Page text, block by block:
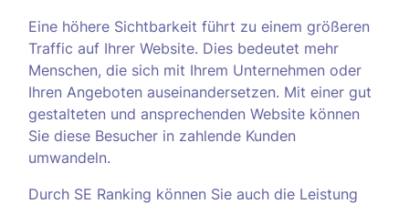
Eine höhere Sichtbarkeit führt zu einem größeren
Traffic auf Ihrer Website. Dies bedeutet mehr
Menschen, die sich mit Ihrem Unternehmen oder
Ihren Angeboten auseinandersetzen. Mit einer gut
gestalteten und ansprechenden Website können
Sie diese Besucher in zahlende Kunden
umwandeln.
Durch SE Ranking können Sie auch die Leistung